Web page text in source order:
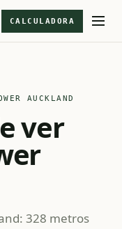
CALCULADORA
AUCKLAND
ver
328 metros